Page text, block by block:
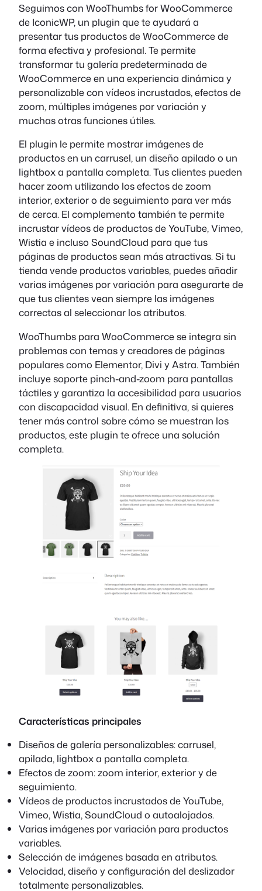
Seguimos con WooThumbs for WooCommerce
de IconicWP, un plugin que te ayudará a
presentar tus productos de WooCommerce de
forma efectiva y profesional. Te permite
transformar tu galería predeterminada de
WooCommerce en una experiencia dinámica y
personalizable con vídeos incrustados, efectos de
zoom, múltiples imágenes por variación y
muchas otras funciones útiles.
El plugin le permite mostrar imágenes de
productos en un carrusel, un diseño apilado o un
lightbox a pantalla completa. Tus clientes pueden
hacer zoom utilizando los efectos de zoom
interior, exterior o de seguimiento para ver más
de cerca. El complemento también te permite
incrustar vídeos de productos de YouTube, Vimeo,
Wistia e incluso SoundCloud para que tus
páginas de productos sean más atractivas. Si tu
tienda vende productos variables, puedes añadir
varias imágenes por variación para asegurarte de
que tus clientes vean siempre las imágenes
correctas al seleccionar los atributos.
WooThumbs para WooCommerce se integra sin
problemas con temas y creadores de páginas
populares como Elementor, Divi y Astra. También
incluye soporte pinch-and-zoom para pantallas
táctiles y garantiza la accesibilidad para usuarios
con discapacidad visual. En definitiva, si quieres
tener más control sobre cómo se muestran los
productos, este plugin te ofrece una solución
completa.
Características principales
Diseños de galería personalizables: carrusel,
apilada, lightbox a pantalla completa.
Efectos de zoom: zoom interior, exterior y de
seguimiento.
Vídeos de productos incrustados de YouTube,
Vimeo, Wistia, SoundCloud o autoalojados.
Varias imágenes por variación para productos
variables.
Selección de imágenes basada en atributos.
Velocidad, diseño y configuración del deslizador
totalmente personalizables.